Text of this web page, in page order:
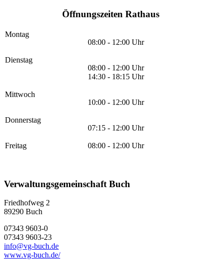
Öffnungszeiten Rathaus
Montag
08:00 - 12:00 Uhr
Dienstag
08:00 - 12:00 Uhr
14:30 - 18:15 Uhr
Mittwoch
10:00 - 12:00 Uhr
Donnerstag
07:15 - 12:00 Uhr
Freitag 08:00 - 12:00 Uhr
Verwaltungsgemeinschaft Buch
Friedhofweg 2
89290 Buch
07343 9603-0
07343 9603-23
info@vg-buch.de
www.vg-buch.de/